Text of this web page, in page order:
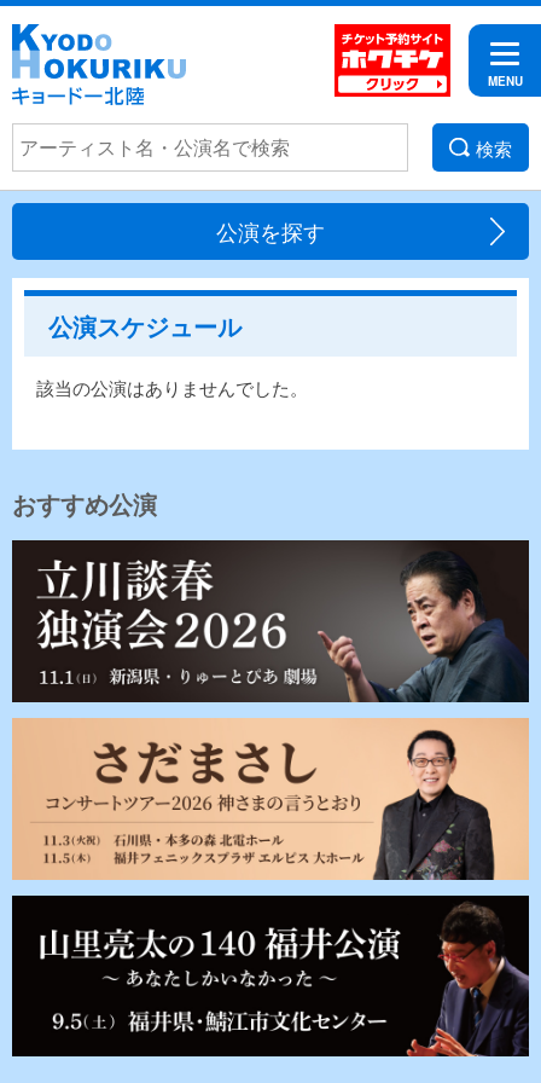
検索
公演を探す
公演スケジュール
該当の公演はありませんでした。
おすすめ公演